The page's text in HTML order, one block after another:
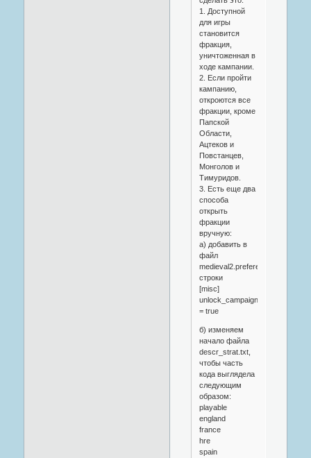
1. Доступной
для игры
становится
фракция,
уничтоженная в
ходе кампании.
2. Если пройти
кампанию,
откроются все
фракции, кроме
Папской
Области,
Ацтеков и
Повстанцев,
Монголов и
Тимуридов.
3. Есть еще два
способа
открыть
фракции
вручную:
а) добавить в
файл
medieval2.preference.cfg
строки
[misc]
unlock_campaign
= true
б) изменяем
начало файла
descr_strat.txt,
чтобы часть
кода выглядела
следующим
образом:
playable
england
france
hre
spain